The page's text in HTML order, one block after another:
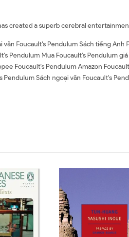
created a superb cerebral
Foucault's Pendulum Sách tiếng Anh
Pendulum Mua Foucault's Pendulum
Foucault's Pendulum Amazon
Sách ngoại văn Foucault's